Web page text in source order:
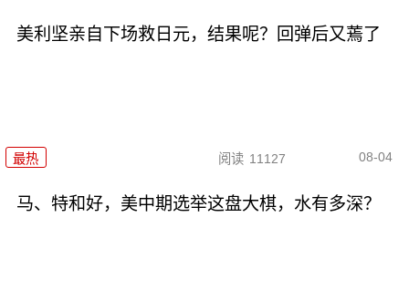
美利坚亲自下场救日元，结果呢？回弹后又蔫了
最热 阅读 11127 08-04
马、特和好，美中期选举这盘大棋，水有多深？